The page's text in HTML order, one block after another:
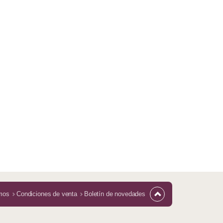
Condiciones de venta Boletín de novedades